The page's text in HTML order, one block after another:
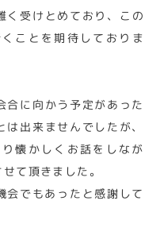
く受けとめており、この
ことを期待しておりま
合に向かう予定があった
出来ませんでしたが、
懐かしくお話をしなが
て頂きました。
会でもあったと感謝して